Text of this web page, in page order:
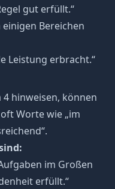
gut erfüllt.“
Bereichen
Leistung erbracht.“
4 hinweisen, können
Worte wie „im
im Großen
erfüllt.“